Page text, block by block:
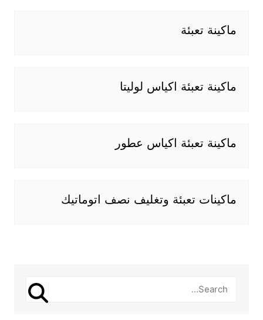
ماكينة تعبئة
ماكينة تعبئة اكياس لوليتا
ماكينة تعبئة اكياس عطور
ماكينات تعبئة وتغليف نصف اتوماتيك